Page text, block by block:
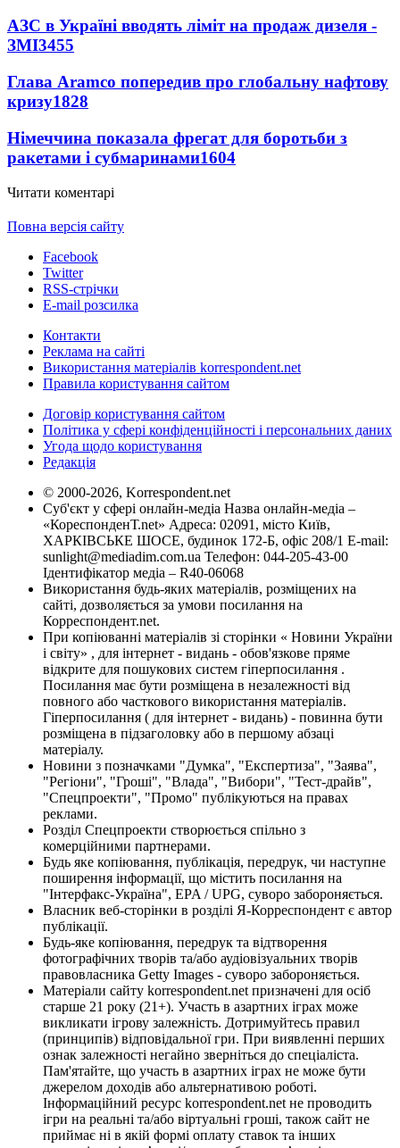
АЗС в Україні вводять ліміт на продаж дизеля -
ЗМІ3455
Глава Aramco попередив про глобальну нафтову
кризу1828
Німеччина показала фрегат для боротьби з
ракетами і субмаринами1604
Читати коментарі
Повна версія сайту
Facebook
Twitter
RSS-стрічки
E-mail розсилка
Контакти
Реклама на сайті
Використання матеріалів korrespondent.net
Правила користування сайтом
Договір користування сайтом
Політика у сфері конфіденційності і персональних даних
Угода щодо користування
Редакція
© 2000-2026, Korrespondent.net
Суб'єкт у сфері онлайн-медіа Назва онлайн-медіа –
«КореспонденТ.net» Адреса: 02091, місто Київ,
ХАРКІВСЬКЕ ШОСЕ, будинок 172-Б, офіс 208/1 E-mail:
sunlight@mediadim.com.ua Телефон: 044-205-43-00
Ідентифікатор медіа – R40-06068
Використання будь-яких матеріалів, розміщених на
сайті, дозволяється за умови посилання на
Корреспондент.net.
При копіюванні матеріалів зі сторінки « Новини України
і світу» , для інтернет - видань - обов'язкове пряме
відкрите для пошукових систем гіперпосилання .
Посилання має бути розміщена в незалежності від
повного або часткового використання матеріалів.
Гіперпосилання ( для інтернет - видань) - повинна бути
розміщена в підзаголовку або в першому абзаці
матеріалу.
Новини з позначками "Думка", "Експертиза", "Заява",
"Регіони", "Гроші", "Влада", "Вибори", "Тест-драйв",
"Спецпроекти", "Промо" публікуються на правах
реклами.
Розділ Спецпроекти створюється спільно з
комерційними партнерами.
Будь яке копіювання, публікація, передрук, чи наступне
поширення інформації, що містить посилання на
"Інтерфакс-Україна", EPA / UPG, суворо забороняється.
Власник веб-сторінки в розділі Я-Корреспондент є автор
публікації.
Будь-яке копіювання, передрук та відтворення
фотографічних творів та/або аудіовізуальних творів
правовласника Getty Images - суворо забороняється.
Матеріали сайту korrespondent.net призначені для осіб
старше 21 року (21+). Участь в азартних іграх може
викликати ігрову залежність. Дотримуйтесь правил
(принципів) відповідальної гри. При виявленні перших
ознак залежності негайно зверніться до спеціаліста.
Пам'ятайте, що участь в азартних іграх не може бути
джерелом доходів або альтернативою роботі.
Інформаційний ресурс korrespondent.net не проводить
ігри на реальні та/або віртуальні гроші, також сайт не
приймає ні в якій формі оплату ставок та інших